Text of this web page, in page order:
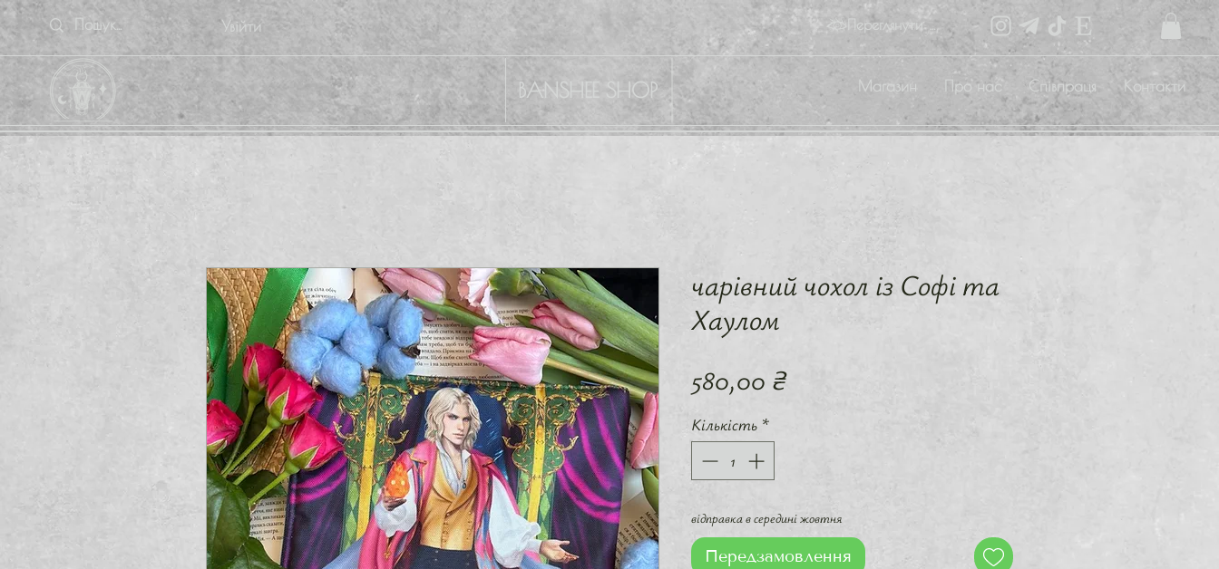
Магазин Про нас Співпраця Контакти
Увійти Переглянути бали
BANSHEE SHOP
чарівний чохол із Софі та
Хаулом
580,00 ₴Ціна
Кількість *
відправка в середині жовтня
Передзамовлення